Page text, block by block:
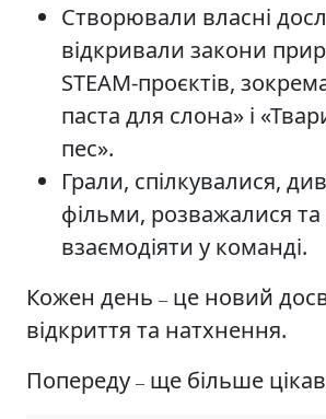
Створювали власні
відкривали закони
STEAM-проєктів,
паста для слона» і
пес».
Грали, спілкувалися,
фільми, розважалися
взаємодіяти у команді.
Кожен день – це новий
відкриття та натхнення.
Попереду – ще більше